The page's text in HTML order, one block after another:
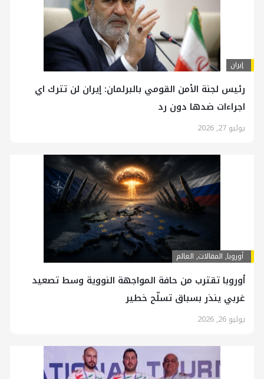
إيران
رئيس لجنة الأمن القومي بالبرلمان: إيران لن تترك اي
اجراءات ضدها دون رد
يوليو 27, 2026
أوروبا, المقالات, العالم
أوروبا تقترب من حافة المواجهة النووية وسط تصعيد
غربي ينذر بسباق تسلّح خطير
يوليو 26, 2026